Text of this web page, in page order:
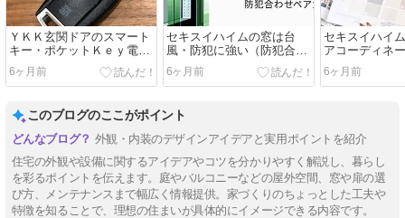
ＹＫＫ玄関ドアのスマート
キー・ポケットＫｅｙ電池
切れ・警告音と電池交換の
仕方
6ヶ月前
セキスイハイムの窓は台
風・防犯に強い（防犯合わ
せペアガラス）
6ヶ月前
セキスイハイ
アコーディネ
合せの流れと
6ヶ月前
このブログのここがポイント
外観・内装のデザインアイデアと実用ポイントを紹介
住宅の外観や設備に関するアイデアやコツを分かりやすく解説し、暮らし
を彩るポイントを伝えます。庭やバルコニーなどの屋外空間、窓や扉の選
び方、メンテナンスまで幅広く情報提供。家づくりのちょっとした工夫や
特徴を知ることで、理想の住まいが具体的にイメージできる内容です。